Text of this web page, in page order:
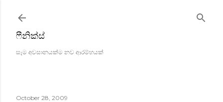
ෆීනික්ස්
සෑම අවසානයක්ම නව ආරම්භයක්
October 28, 2009